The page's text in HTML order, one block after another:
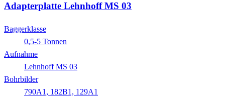
Adapterplatte Lehnhoff MS 03
Baggerklasse
0,5-5 Tonnen
Aufnahme
Lehnhoff MS 03
Bohrbilder
790A1, 182B1, 129A1